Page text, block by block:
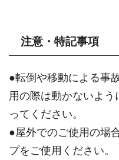
注意・特記事項
●転倒や移動による事
用の際は動かないよ
ってください。
●屋外でのご使用の場
プをご使用ください。